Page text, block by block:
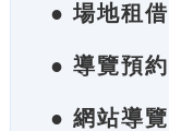
● 場地租借
● 導覽預約
● 網站導覽